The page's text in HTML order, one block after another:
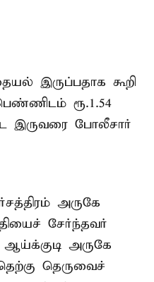
இருப்பதாக கூறி
ரூ.1.54
இருவரை போலீசார்
அருகே
சேர்ந்தவர்
அருகே
தெருவைச்